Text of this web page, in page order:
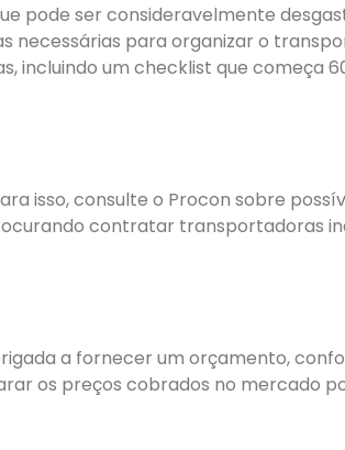
pode ser consideravelmente
necessárias para organizar o
incluindo um checklist que começa
isso, consulte o Procon sobre
contratar transportadoras
a fornecer um orçamento,
os preços cobrados no mercado